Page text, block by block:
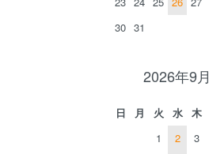
30 31
2026年9月
日 月 火 水 木
1
2 3